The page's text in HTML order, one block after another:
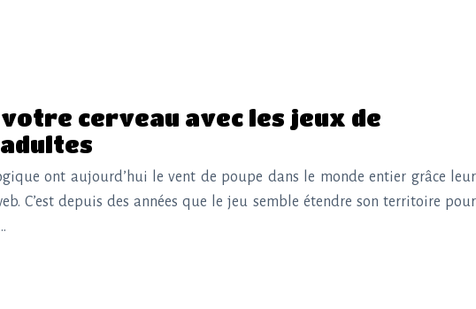
cerveau avec les jeux de
ont aujourd’hui le vent de poupe dans le monde entier grâce leur
C’est depuis des années que le jeu semble étendre son territoire pour